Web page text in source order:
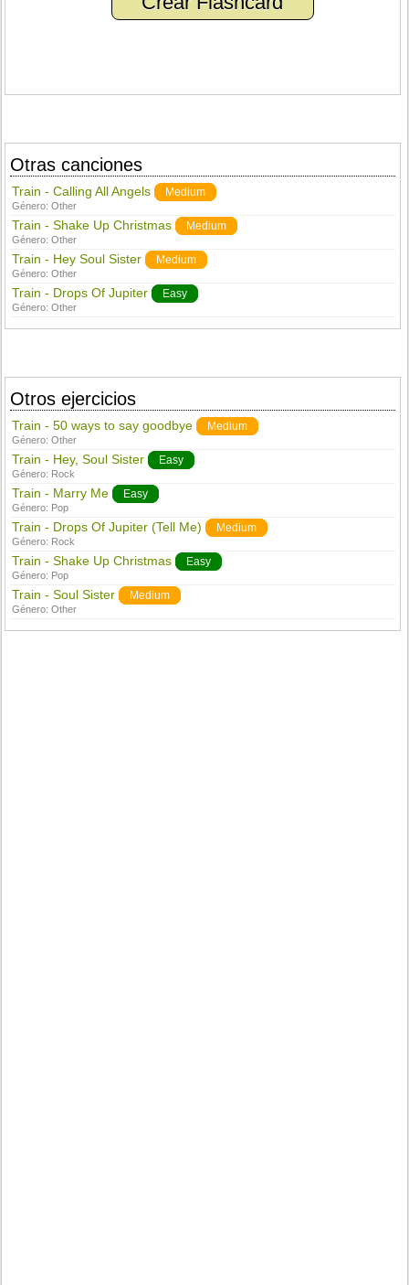
Otras canciones
Train - Calling All Angels Medium
Género:Other
Train - Shake Up Christmas Medium
Género:Other
Train - Hey Soul Sister Medium
Género:Other
Train - Drops Of Jupiter Easy
Género:Other
Otros ejercicios
Train - 50 ways to say goodbye Medium
Género:Other
Train - Hey, Soul Sister Easy
Género: Rock
Train - Marry Me Easy
Género: Pop
Train - Drops Of Jupiter (Tell Me) Medium
Género: Rock
Train - Shake Up Christmas Easy
Género: Pop
Train - Soul Sister Medium
Género:Other